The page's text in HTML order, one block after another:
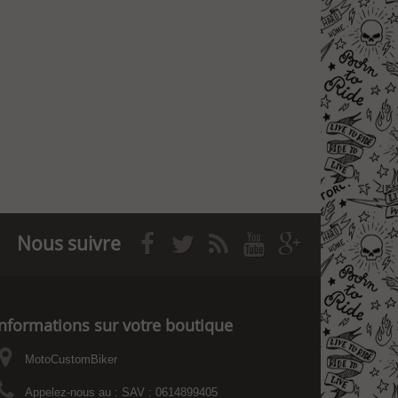
Nous suivre
sur votre boutique
MotoCustomBiker
Appelez-nous au : SAV : 0614899405